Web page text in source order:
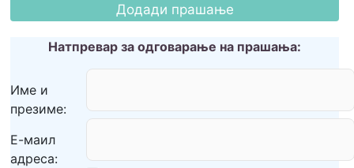
Натпревар за одговарање на прашања:
Име и
презиме:
Е-маил
адреса: